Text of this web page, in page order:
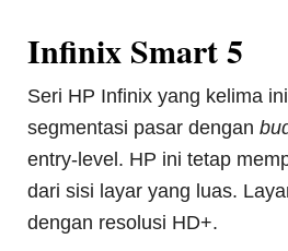
Infinix Smart 5
Seri HP Infinix yang kelima
segmentasi pasar dengan
entry-level. HP ini tetap
dari sisi layar yang luas.
dengan resolusi HD+.